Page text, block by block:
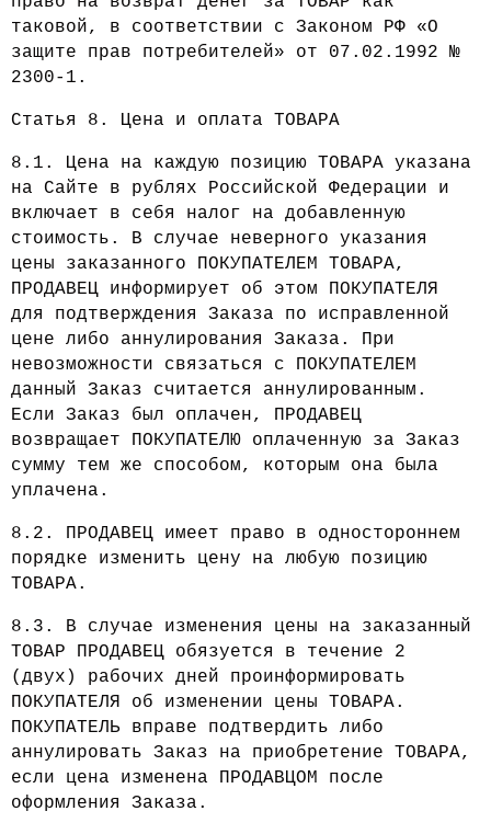
таковой, в соответствии с Законом РФ «О
защите прав потребителей» от 07.02.1992 №
2300-1.
Статья 8. Цена и оплата ТОВАРА
8.1. Цена на каждую позицию ТОВАРА указана
на Сайте в рублях Российской Федерации и
включает в себя налог на добавленную
стоимость. В случае неверного указания
цены заказанного ПОКУПАТЕЛЕМ ТОВАРА,
ПРОДАВЕЦ информирует об этом ПОКУПАТЕЛЯ
для подтверждения Заказа по исправленной
цене либо аннулирования Заказа. При
невозможности связаться с ПОКУПАТЕЛЕМ
данный Заказ считается аннулированным.
Если Заказ был оплачен, ПРОДАВЕЦ
возвращает ПОКУПАТЕЛЮ оплаченную за Заказ
сумму тем же способом, которым она была
уплачена.
8.2. ПРОДАВЕЦ имеет право в одностороннем
порядке изменить цену на любую позицию
ТОВАРА.
8.3. В случае изменения цены на заказанный
ТОВАР ПРОДАВЕЦ обязуется в течение 2
(двух) рабочих дней проинформировать
ПОКУПАТЕЛЯ об изменении цены ТОВАРА.
ПОКУПАТЕЛЬ вправе подтвердить либо
аннулировать Заказ на приобретение ТОВАРА,
если цена изменена ПРОДАВЦОМ после
оформления Заказа.